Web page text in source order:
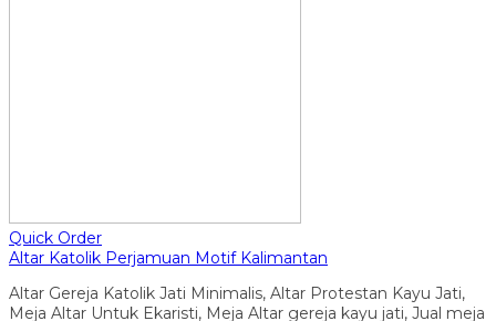
Quick Order
Altar Katolik Perjamuan Motif Kalimantan
Altar Gereja Katolik Jati Minimalis, Altar Protestan Kayu Jati,
Meja Altar Untuk Ekaristi, Meja Altar gereja kayu jati, Jual meja